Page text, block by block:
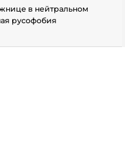
в нейтральном
русофобия